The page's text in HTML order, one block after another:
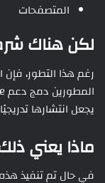
المتصفحات
لكن هناك
رغم هذا التطور،
يجعل انتشارها
ماذا يعني